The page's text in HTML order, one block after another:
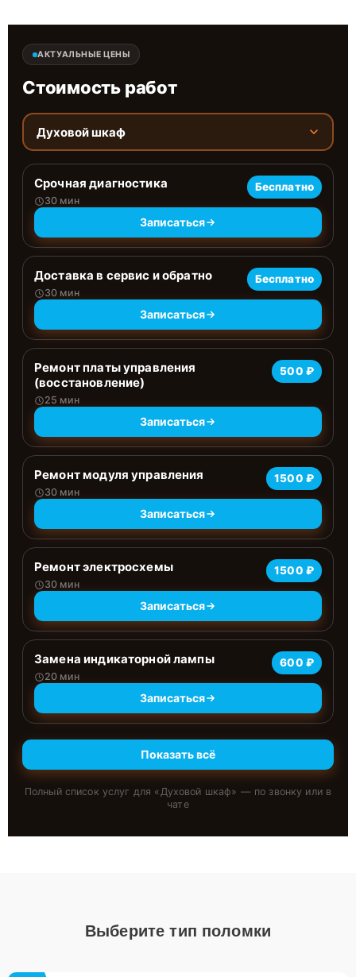
АКТУАЛЬНЫЕ ЦЕНЫ
Стоимость работ
Духовой шкаф
Срочная диагностика
30 мин
Бесплатно
Записаться
Доставка в сервис и обратно
30 мин
Бесплатно
Записаться
Ремонт платы управления
(восстановление)
25 мин
500 ₽
Записаться
Ремонт модуля управления
30 мин
1500 ₽
Записаться
Ремонт электросхемы
30 мин
1500 ₽
Записаться
Замена индикаторной лампы
20 мин
600 ₽
Записаться
Показать всё
Полный список услуг для «Духовой шкаф» — по звонку или в
чате
Выберите тип поломки